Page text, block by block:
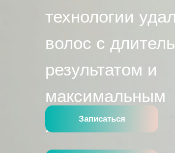
технологии
волос с
результатом и
максимальным
удобством
Записаться